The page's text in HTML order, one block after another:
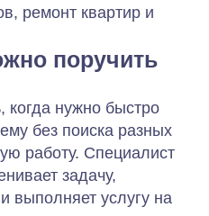
ремонт квартир и
поручить
когда нужно быстро
без поиска разных
работу. Специалист
задачу,
выполняет услугу на